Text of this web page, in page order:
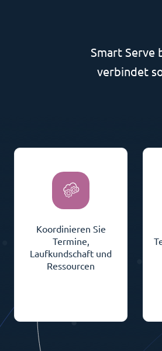
Smart Serve
verbindet
Koordinieren Sie
Termine,
Laufkundschaft und
Ressourcen